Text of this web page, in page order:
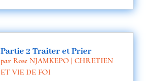
Partie 2 Traiter et Prier
par Rose NJAMKEPO | CHRETIEN
ET VIE DE FOI